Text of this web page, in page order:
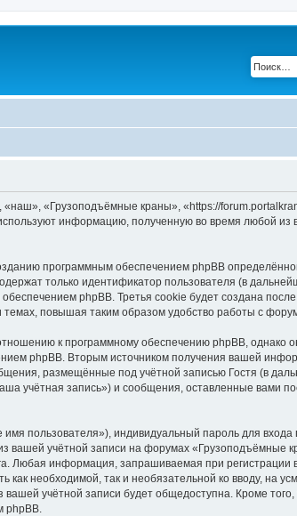
«Грузоподъёмные краны», «https://
информацию, полученную во время любой из
программным обеспечением phpBB
только идентификатор пользователя (в
phpBB. Третья cookie будет создана
повышая таким образом удобство работы с
к программному обеспечению phpBB, однако
phpBB. Вторым источником получения вашей
размещённые под учётной записью Гостя (в
учётная запись») и сообщения, оставленные вами
пользователя»), индивидуальный пароль для входа
учётной записи на форумах «Грузоподъёмные
Любая информация, запрашиваемая при регистрации
необходимой, так и необязательной ко вводу, на
учётной записи будет общедоступна. Кроме того,
phpBB.